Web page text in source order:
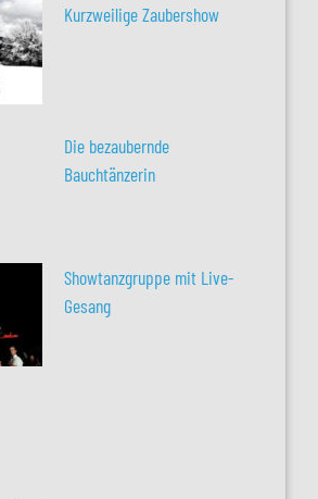
Kurzweilige Zaubershow
Die bezaubernde
Bauchtänzerin
Showtanzgruppe mit Live-
Gesang